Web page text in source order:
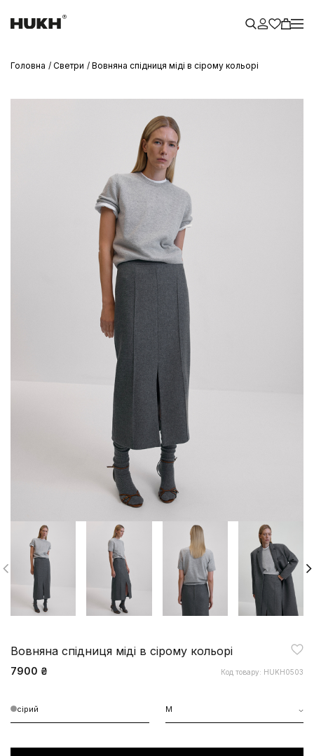
Головна Светри Вовняна спідниця міді в сірому кольорі
Вовняна спідниця міді в сірому кольорі
7900 ₴ Код товару: HUKH0503
сірий M